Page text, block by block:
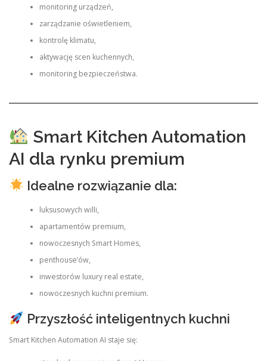
monitoring urządzeń,
zarządzanie oświetleniem,
kontrolę klimatu,
aktywację scen kuchennych,
monitoring bezpieczeństwa.
Smart Kitchen Automation
AI dla rynku premium
Idealne rozwiązanie dla:
luksusowych willi,
apartamentów premium,
nowoczesnych Smart Homes,
penthouse’ów,
inwestorów luxury real estate,
nowoczesnych kuchni premium.
Przyszłość inteligentnych kuchni
Smart Kitchen Automation AI staje się: